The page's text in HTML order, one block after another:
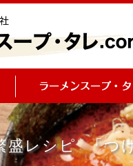
盛レシピ 「つ